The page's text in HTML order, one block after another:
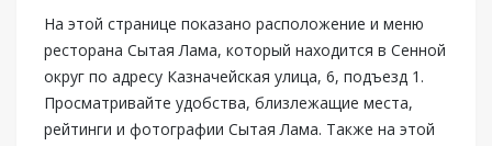
На этой странице показано расположение и меню
ресторана Сытая Лама, который находится в Сенной
округ по адресу Казначейская улица, 6, подъезд 1.
Просматривайте удобства, близлежащие места,
рейтинги и фотографии Сытая Лама. Также на этой